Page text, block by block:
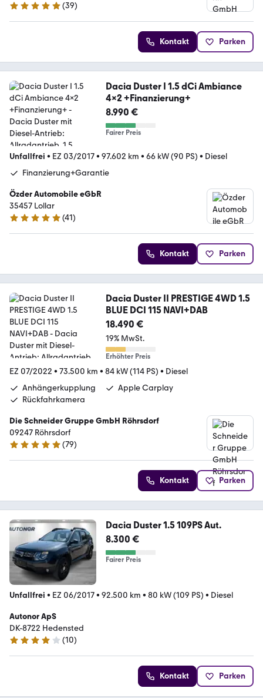
4.9 Sterne
(39)
Kontakt Parken
Dacia Duster I 1.5 dCi Ambiance
4x2 +Finanzierung+
8.990 €
Fairer Preis
Unfallfrei • EZ 03/2017• 97.602 km • 66 kW (90 PS) • Diesel
Finanzierung+Garantie
Özder Automobile eGbR
35457 Lollar
4.9 Sterne
(41)
Kontakt Parken
Dacia Duster II PRESTIGE 4WD 1.5
BLUE DCI 115 NAVI+DAB
18.490 €
19% MwSt.
Erhöhter Preis
EZ 07/2022 • 73.500 km • 84 kW (114 PS) • Diesel
Anhängerkupplung
Apple Carplay
Rückfahrkamera
Die Schneider Gruppe GmbH Röhrsdorf
09247 Röhrsdorf
4.9 Sterne
(79)
Kontakt Parken
Dacia Duster 1.5 109PS Aut.
8.300 €
Fairer Preis
Unfallfrei • EZ 06/2017• 92.500 km • 80 kW (109 PS) • Diesel
Autonor ApS
DK-8722 Hedensted
4.1 Sterne
(10)
Kontakt Parken